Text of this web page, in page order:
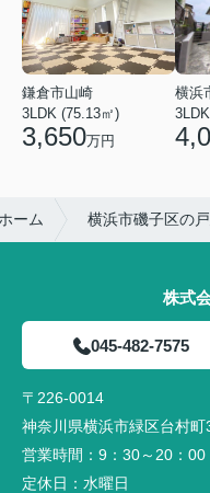
鎌倉市山崎
3LDK (75.13㎡)
3,650万円
横浜
ーム 横浜市磯子区の
株式
045-482-7575
〒226-0014
神奈川県横浜市緑区台村
営業時間： 9：30～20：00
定休日： 水曜日